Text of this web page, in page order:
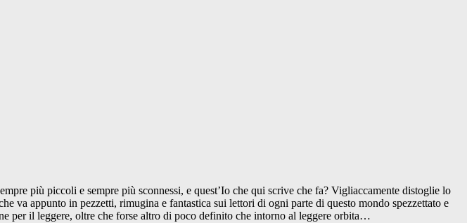
più piccoli e sempre più sconnessi, e quest’Io che qui scrive che fa? Vigliaccamente distoglie lo
va appunto in pezzetti, rimugina e fantastica sui lettori di ogni parte di questo mondo spezzettato e
per il leggere, oltre che forse altro di poco definito che intorno al leggere orbita…